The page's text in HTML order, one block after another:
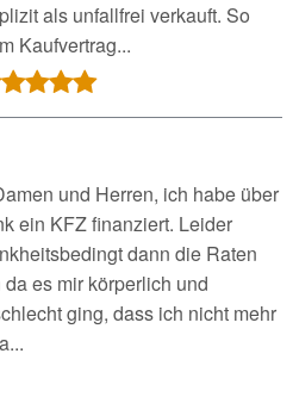
als unfallfrei verkauft. So
Kaufvertrag...
und Herren, ich habe über
ein KFZ finanziert. Leider
dann die Raten
es mir körperlich und
ging, dass ich nicht mehr